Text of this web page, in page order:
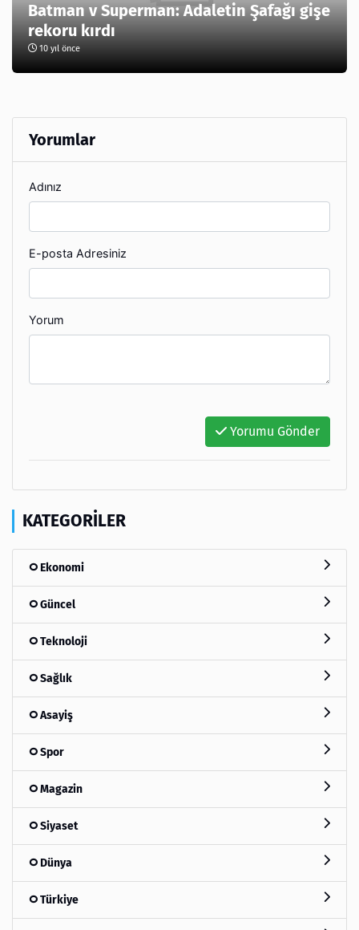
Batman v Superman: Adaletin Şafağı gişe
rekoru kırdı
10 yıl önce
Yorumlar
Adınız
E-posta Adresiniz
Yorum
Yorumu Gönder
KATEGORILER
Ekonomi
Güncel
Teknoloji
Sağlık
Asayiş
Spor
Magazin
Siyaset
Dünya
Türkiye